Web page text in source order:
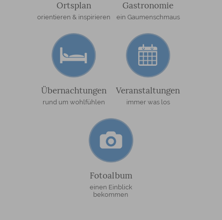
Ortsplan
orientieren & inspirieren
Gastronomie
ein Gaumenschmaus
Übernachtungen
rund um wohlfühlen
Veranstaltungen
immer was los
Fotoalbum
einen Einblick
bekommen